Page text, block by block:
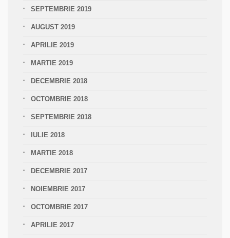
SEPTEMBRIE 2019
AUGUST 2019
APRILIE 2019
MARTIE 2019
DECEMBRIE 2018
OCTOMBRIE 2018
SEPTEMBRIE 2018
IULIE 2018
MARTIE 2018
DECEMBRIE 2017
NOIEMBRIE 2017
OCTOMBRIE 2017
APRILIE 2017